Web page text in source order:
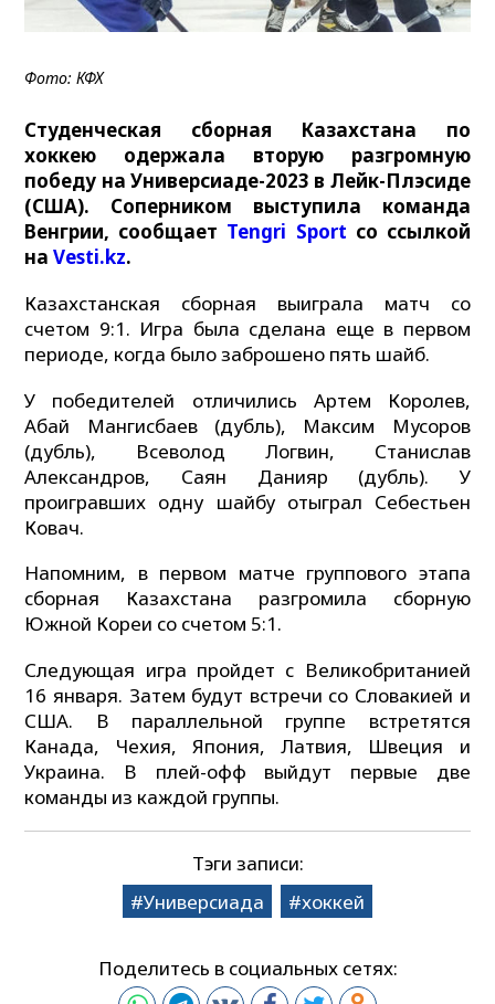
Фото: КФХ
Студенческая сборная Казахстана по
хоккею одержала вторую разгромную
победу на Универсиаде-2023 в Лейк-Плэсиде
(США). Соперником выступила команда
Венгрии, сообщает Tengri Sport со ссылкой
наVesti.kz.
Казахстанская сборная выиграла матч со
счетом 9:1. Игра была сделана еще в первом
периоде, когда было заброшено пять шайб.
У победителей отличились Артем Королев,
Абай Мангисбаев (дубль), Максим Мусоров
(дубль), Всеволод Логвин, Станислав
Александров, Саян Данияр (дубль). У
проигравших одну шайбу отыграл Себестьен
Ковач.
Напомним, в первом матче группового этапа
сборная Казахстана разгромила сборную
Южной Кореи со счетом 5:1.
Следующая игра пройдет с Великобританией
16 января. Затем будут встречи со Словакией и
США. В параллельной группе встретятся
Канада, Чехия, Япония, Латвия, Швеция и
Украина. В плей-офф выйдут первые две
команды из каждой группы.
Тэги записи:
Универсиада
хоккей
Поделитесь в социальных сетях: